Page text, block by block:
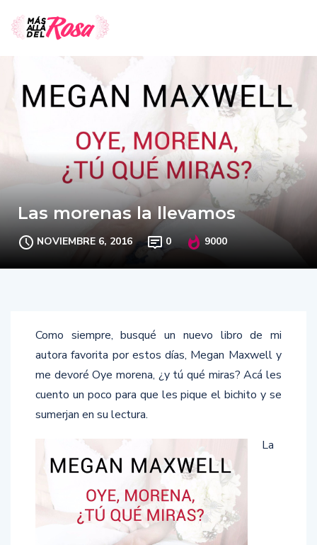
Las morenas la llevamos
NOVIEMBRE 6, 2016 0 9000
Como siempre, busqué un nuevo libro de mi
autora favorita por estos días, Megan Maxwell y
me devoré Oye morena, ¿y tú qué miras? Acá les
cuento un poco para que les pique el bichito y se
sumerjan en su lectura.
La